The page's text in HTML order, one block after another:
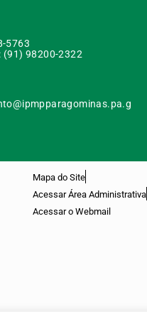
5763
(91) 98200-2322
Mapa do Site
Acessar Área Administrativa
Acessar o Webmail